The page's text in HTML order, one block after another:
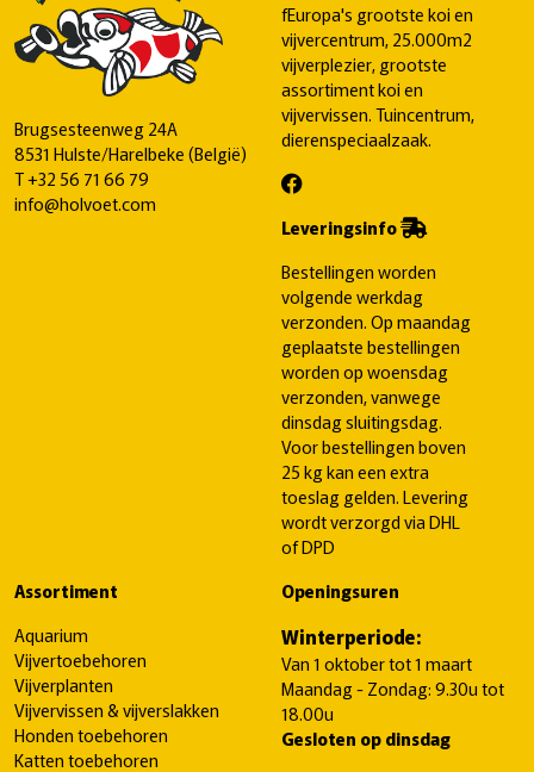
Brugsesteenweg 24A
8531 Hulste/Harelbeke (België)
T+32 56 71 66 79
info@holvoet.com
fEuropa's grootste koi en
vijvercentrum, 25.000m2
vijverplezier, grootste
assortiment koi en
vijvervissen. Tuincentrum,
dierenspeciaalzaak.
Leveringsinfo
Bestellingen worden
volgende werkdag
verzonden. Op maandag
geplaatste bestellingen
worden op woensdag
verzonden, vanwege
dinsdag sluitingsdag.
Voor bestellingen boven
25 kg kan een extra
toeslag gelden. Levering
wordt verzorgd via DHL
of DPD
Assortiment
Aquarium
Vijvertoebehoren
Vijverplanten
Vijvervissen & vijverslakken
Honden toebehoren
Katten toebehoren
Openingsuren
Winterperiode:
Van 1 oktober tot 1 maart
Maandag - Zondag: 9.30u tot
18.00u
Gesloten op dinsdag